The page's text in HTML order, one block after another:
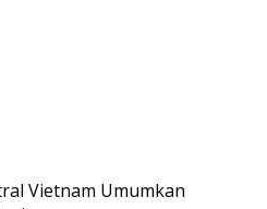
Vietnam Umumkan